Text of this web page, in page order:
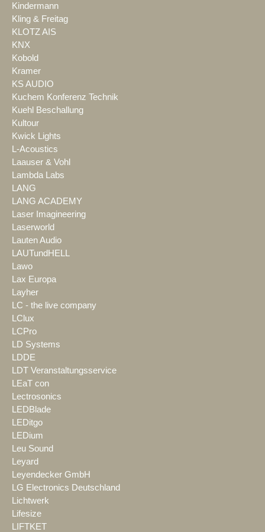
Kindermann
Kling & Freitag
KLOTZ AIS
KNX
Kobold
Kramer
KS AUDIO
Kuchem Konferenz Technik
Kuehl Beschallung
Kultour
Kwick Lights
L-Acoustics
Laauser & Vohl
Lambda Labs
LANG
LANG ACADEMY
Laser Imagineering
Laserworld
Lauten Audio
LAUTundHELL
Lawo
Lax Europa
Layher
LC - the live company
LClux
LCPro
LD Systems
LDDE
LDT Veranstaltungsservice
LEaT con
Lectrosonics
LEDBlade
LEDitgo
LEDium
Leu Sound
Leyard
Leyendecker GmbH
LG Electronics Deutschland
Lichtwerk
Lifesize
LIFTKET